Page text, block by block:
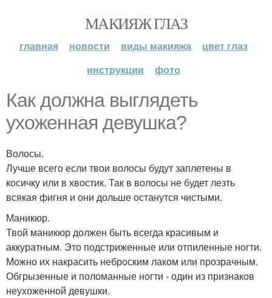
МАКИЯЖ ГЛАЗ
главная новости виды макияжа
цвет глаз
инструкции
фото
Как должна выглядеть
ухоженная девушка?
Волосы.
Лучше всего если твои волосы будут заплетены в
косичку или в хвостик. Так в волосы не будет лезть
всякая фигня и они дольше останутся чистыми.
Маникюр.
Твой маникюр должен быть всегда красивым и
аккуратным. Это подстриженные или отпиленные ногти.
Можно их накрасить неброским лаком или прозрачным.
Обгрызенные и поломанные ногти - один из признаков
неухоженной девушки.